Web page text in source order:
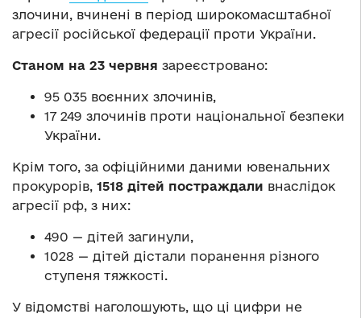
злочини, вчинені в період широкомасштабної
агресії російської федерації проти України.
Станом на 23 червня зареєстровано:
95 035 воєнних злочинів,
17 249 злочинів проти національної безпеки
України.
Крім того, за офіційними даними ювенальних
прокурорів, 1518 дітей постраждали внаслідок
агресії рф, з них:
490 — дітей загинули,
1028 — дітей дістали поранення різного
ступеня тяжкості.
У відомстві наголошують, що ці цифри не